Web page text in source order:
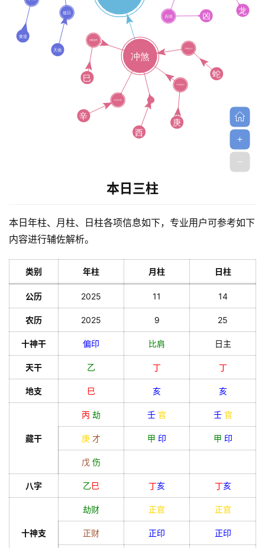
理
会
员
登录
本日三柱
本日年柱、月柱、日柱各项信息如下，专业用户可参考如下
内容进行辅佐解析。
类别 年柱 月柱 日柱
公历 2025 11 14
农历 2025 9 25
十神干 偏印 比肩 日主
天干 乙 丁 丁
地支 巳 亥 亥
藏干
丙 劫 壬 官 壬 官
庚 才 甲 印 甲 印
戊 伤
八字 乙巳 丁亥 丁亥
十神支
劫财 正官 正官
正财 正印 正印